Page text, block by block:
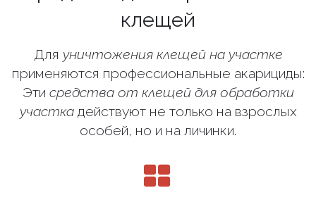
клещей
Для уничтожения клещей на участке
применяются профессиональные акарициды:
Эти средства от клещей для обработки
участкадействуют не только на взрослых
особей, но и на личинки.